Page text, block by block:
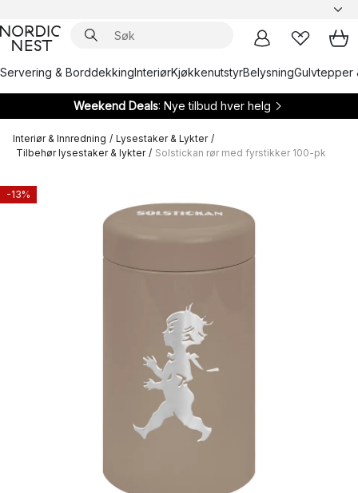
Servering & BorddekkingInteriørKjøkkenutstyrBelysningGulvtepper
Weekend Deals: Nye tilbud hver helg
Interiør & Innredning / Lysestaker & Lykter /
Tilbehør lysestaker & lykter / Solstickan rør med fyrstikker 100-pk
-13%